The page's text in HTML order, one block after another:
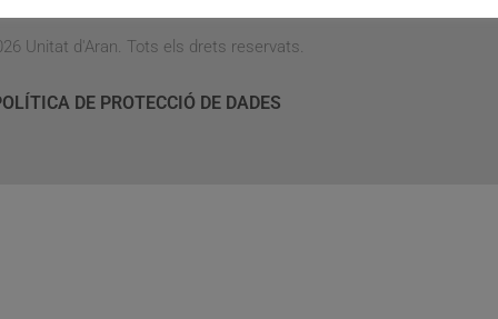
Unitat d'Aran. Tots els drets reservats.
DE PROTECCIÓ DE DADES